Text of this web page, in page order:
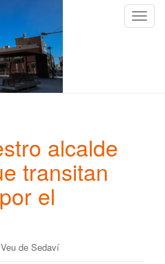
C
alcalde
transitan
el
de Sedaví